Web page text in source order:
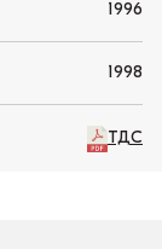
1996
1998
ТДС